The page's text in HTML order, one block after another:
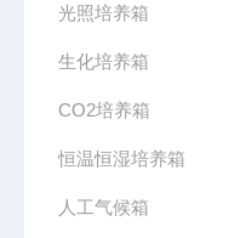
光照培养箱
生化培养箱
CO2培养箱
恒温恒湿培养箱
人工气候箱